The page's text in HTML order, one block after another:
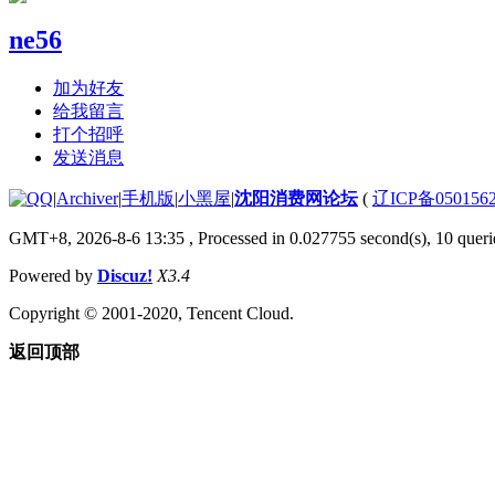
ne56
加为好友
给我留言
打个招呼
发送消息
|Archiver|手机版|小黑屋|沈阳消费网论坛( 辽ICP备
GMT+8, 2026-8-6 13:35 , Processed in 0.027755 second(s), 10
Powered by Discuz! X3.4
Copyright © 2001-2020, Tencent Cloud.
返回顶部